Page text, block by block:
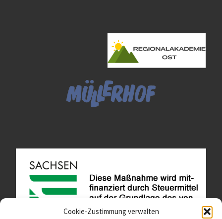
Cookie-Zustimmung verwalten